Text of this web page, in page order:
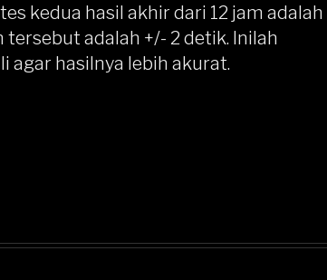
kedua hasil akhir dari 12 jam adalah
adalah +/- 2 detik. Inilah
agar hasilnya lebih akurat.